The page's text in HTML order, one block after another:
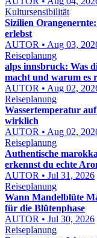
Kultursensibilität
Sizilien
erlebst
AUTOR • Aug 03,
Reiseplanung
alps innsbruck: Was
macht und warum es
AUTOR • Aug 02,
Reiseplanung
Wassertemperatur
wirklich
AUTOR • Aug 02,
Reiseplanung
Authentische
erkennst du echte
AUTOR • Jul 31, 2026
Reiseplanung
Wann Mandelblüte
für die Blütenphase
AUTOR • Jul 30, 2026
Reiseplanung